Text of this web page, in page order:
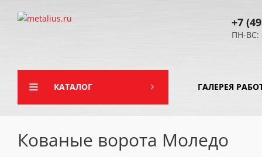
+7
ПН-ВС:
КАТАЛОГ ГАЛЕРЕЯ
Кованые ворота Моледо